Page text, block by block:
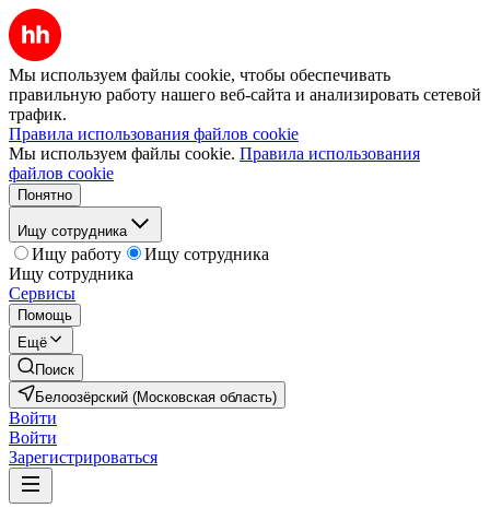
Мы используем файлы cookie, чтобы обеспечивать
правильную работу нашего веб-сайта и анализировать сетевой
трафик.
Правила использования файлов cookie
Мы используем файлы cookie. Правила использования
файлов cookie
Понятно
Ищу сотрудника
Ищу работу
Ищу сотрудника
Ищу сотрудника
Сервисы
Помощь
Ещё
Поиск
Белоозёрский (Московская область)
Войти
Войти
Зарегистрироваться